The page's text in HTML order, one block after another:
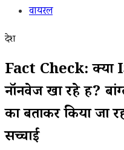
वायरल
देश
Fact Check: क्या
नॉनवेज खा रहे हैं?
का बताकर किया जा
सच्चाई